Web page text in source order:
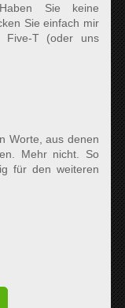
Sie keine
Sie einfach mir
Five-T (oder uns
Worte, aus denen
Mehr nicht. So
für den weiteren